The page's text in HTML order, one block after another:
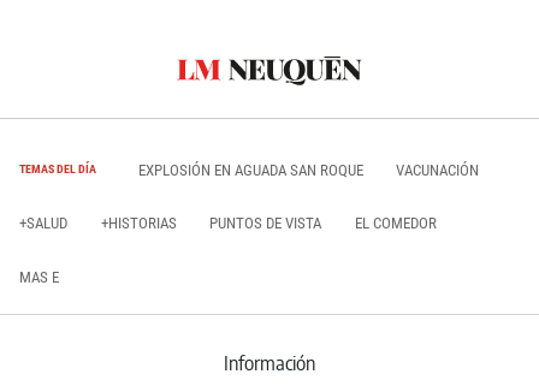
TEMAS DEL DÍA EXPLOSIÓN EN AGUADA SAN ROQUE VACUNACIÓN
+SALUD +HISTORIAS PUNTOS DE VISTA EL COMEDOR
MAS E
Información